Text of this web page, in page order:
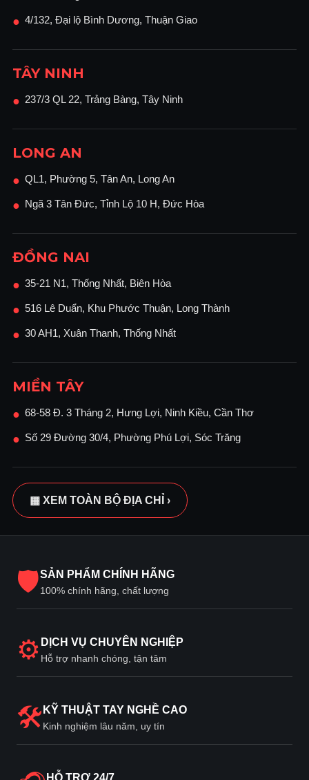
● 4/132, Đại lộ Bình Dương, Thuận Giao
TÂY NINH
● 237/3 QL 22, Trảng Bàng, Tây Ninh
LONG AN
● QL1, Phường 5, Tân An, Long An
● Ngã 3 Tân Đức, Tỉnh Lộ 10 H, Đức Hòa
ĐỒNG NAI
● 35-21 N1, Thống Nhất, Biên Hòa
● 516 Lê Duẩn, Khu Phước Thuận, Long Thành
● 30 AH1, Xuân Thanh, Thống Nhất
MIỀN TÂY
● 68-58 Đ. 3 Tháng 2, Hưng Lợi, Ninh Kiều, Cần Thơ
● Số 29 Đường 30/4, Phường Phú Lợi, Sóc Trăng
▦ XEM TOÀN BỘ ĐỊA CHỈ ›
🛡SẢN PHẨM CHÍNH HÃNG
100% chính hãng, chất lượng
⚙ DỊCH VỤ CHUYÊN NGHIỆP
Hỗ trợ nhanh chóng, tận tâm
🛠 KỸ THUẬT TAY NGHỀ CAO
Kinh nghiệm lâu năm, uy tín